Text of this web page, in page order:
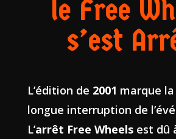
le Free
s’est
L’édition de 2001 marque
longue interruption de
L’arrêt Free Wheelsest dû